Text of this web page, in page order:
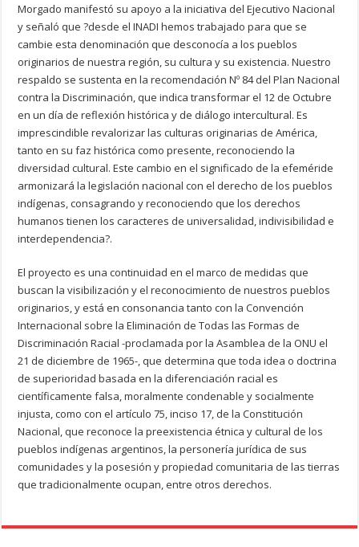
Morgado manifestó su apoyo a la iniciativa del Ejecutivo Nacional
y señaló que ?desde el INADI hemos trabajado para que se
cambie esta denominación que desconocía a los pueblos
originarios de nuestra región, su cultura y su existencia. Nuestro
respaldo se sustenta en la recomendación Nº 84 del Plan Nacional
contra la Discriminación, que indica transformar el 12 de Octubre
en un día de reflexión histórica y de diálogo intercultural. Es
imprescindible revalorizar las culturas originarias de América,
tanto en su faz histórica como presente, reconociendo la
diversidad cultural. Este cambio en el significado de la efeméride
armonizará la legislación nacional con el derecho de los pueblos
indígenas, consagrando y reconociendo que los derechos
humanos tienen los caracteres de universalidad, indivisibilidad e
interdependencia?.
El proyecto es una continuidad en el marco de medidas que
buscan la visibilización y el reconocimiento de nuestros pueblos
originarios, y está en consonancia tanto con la Convención
Internacional sobre la Eliminación de Todas las Formas de
Discriminación Racial -proclamada por la Asamblea de la ONU el
21 de diciembre de 1965-, que determina que toda idea o doctrina
de superioridad basada en la diferenciación racial es
científicamente falsa, moralmente condenable y socialmente
injusta, como con el artículo 75, inciso 17, de la Constitución
Nacional, que reconoce la preexistencia étnica y cultural de los
pueblos indígenas argentinos, la personería jurídica de sus
comunidades y la posesión y propiedad comunitaria de las tierras
que tradicionalmente ocupan, entre otros derechos.